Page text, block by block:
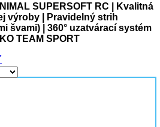
SUPERSOFT RC | Kvalitná
výroby | Pravidelný strih
švami) | 360° uzatvárací systém
TEAM SPORT